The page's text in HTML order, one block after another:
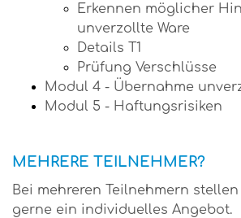
Erkennen möglicher
unverzollte Ware
Details T1
Prüfung Verschlüsse
Modul 4 - Übernahme
Modul 5 - Haftungsrisiken
MEHRERE TEILNEHMER?
Bei mehreren Teilnehmern
gerne ein individuelles Angebot.